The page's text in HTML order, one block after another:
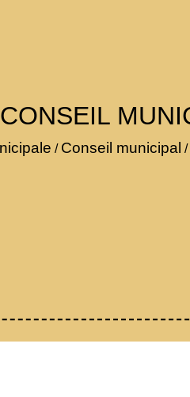
/ Conseil municipal /